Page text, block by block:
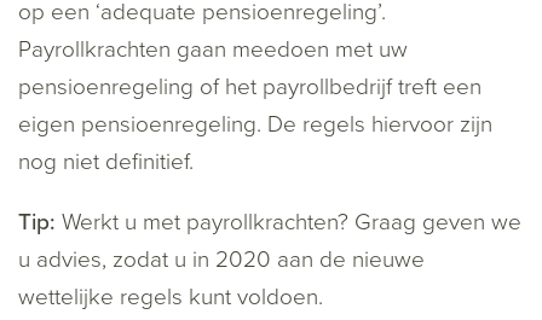
op een ‘adequate pensioenregeling’.
Payrollkrachten gaan meedoen met uw
pensioenregeling of het payrollbedrijf treft een
eigen pensioenregeling. De regels hiervoor zijn
nog niet definitief.
Tip: Werkt u met payrollkrachten? Graag geven we
u advies, zodat u in 2020 aan de nieuwe
wettelijke regels kunt voldoen.